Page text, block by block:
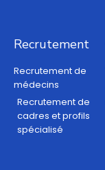
Recrutement
Recrutement de
médecins
Recrutement de
cadres et profils
spécialisé